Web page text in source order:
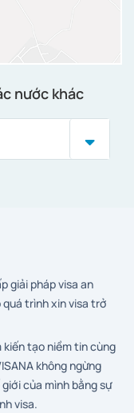
nước khác
giải pháp visa an
trình xin visa trở
kiến tạo niềm tin cùng
không ngừng
của mình bằng sự
visa.